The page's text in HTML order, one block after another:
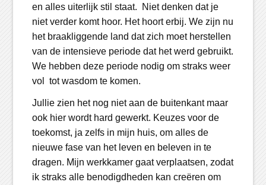
en alles uiterlijk stil staat. Niet denken dat je
niet verder komt hoor. Het hoort erbij. We zijn nu
het braakliggende land dat zich moet herstellen
van de intensieve periode dat het werd gebruikt.
We hebben deze periode nodig om straks weer
vol tot wasdom te komen.
Jullie zien het nog niet aan de buitenkant maar
ook hier wordt hard gewerkt. Keuzes voor de
toekomst, ja zelfs in mijn huis, om alles de
nieuwe fase van het leven en beleven in te
dragen. Mijn werkkamer gaat verplaatsen, zodat
ik straks alle benodigdheden kan creëren om